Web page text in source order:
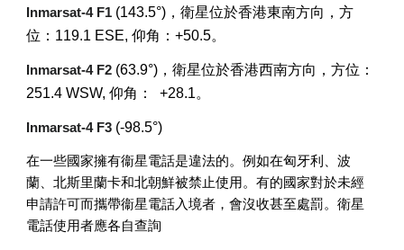
Inmarsat-4 F1 (143.5°)，衛星位於香港東南方向，方
位：119.1 ESE, 仰角：+50.5。
Inmarsat-4 F2 (63.9°)，衛星位於香港西南方向，方位：
251.4 WSW, 仰角： +28.1。
Inmarsat-4 F3 (-98.5°)
在一些國家擁有衞星電話是違法的。例如在匈牙利、波
蘭、北斯里蘭卡和北朝鮮被禁止使用。有的國家對於未經
申請許可而攜帶衞星電話入境者，會沒收甚至處罰。衛星
電話使用者應各自查詢